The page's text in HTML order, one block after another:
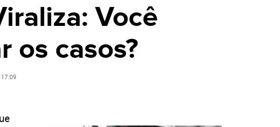
Você
os casos?
17:09